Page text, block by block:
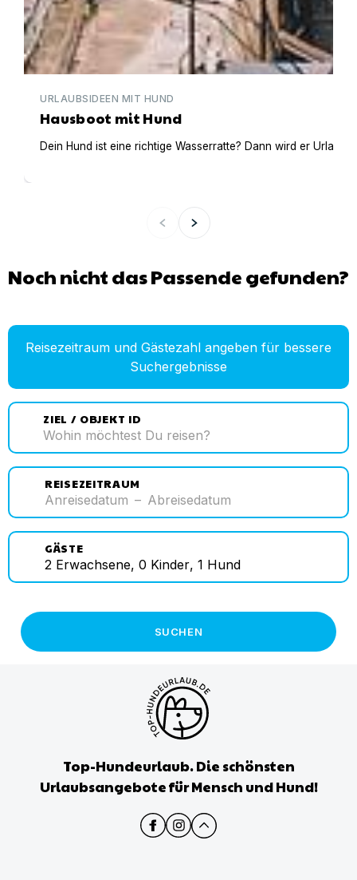
URLAUBSIDEEN MIT HUND
Hausboot mit Hund
Dein Hund ist eine richtige Wasserratte? Dann wird er
Noch nicht das Passende gefunden?
Reisezeitraum und Gästezahl angeben für bessere
Suchergebnisse
ZIEL / OBJEKT ID
REISEZEITRAUM
Anreisedatum – Abreisedatum
GÄSTE
2 Erwachsene, 0 Kinder, 1 Hund
SUCHEN
Top-Hundeurlaub. Die schönsten
Urlaubsangebote für Mensch und Hund!